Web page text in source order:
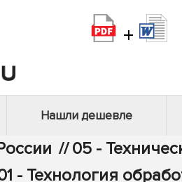
+
Нашли дешевле
// 05 -
- Технология